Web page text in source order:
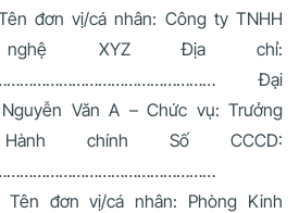
đơn vị/cá nhân: Công ty TNHH
nghệ XYZ Địa chỉ:
Đại
Văn A – Chức vụ: Trưởng
chính Số CCCD:
Tên đơn vị/cá nhân: Phòng Kinh